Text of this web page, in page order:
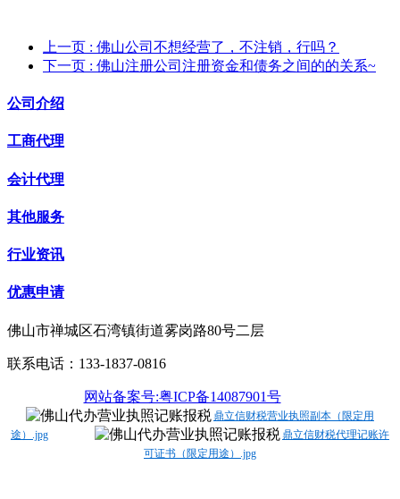
上一页 : 佛山公司不想经营了，不注销，行吗？
下一页 : 佛山注册公司注册资金和债务之间的的关系~
公司介绍
工商代理
会计代理
其他服务
行业资讯
优惠申请
佛山市禅城区石湾镇街道雾岗路80号二层
联系电话：133-1837-0816
网站备案号:粤ICP备14087901号
鼎立信财税营业执照副本（限定用
途）.jpg
鼎立信财税代理记账许
可证书（限定用途）.jpg